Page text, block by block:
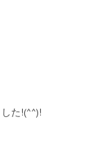
た!(^^)!